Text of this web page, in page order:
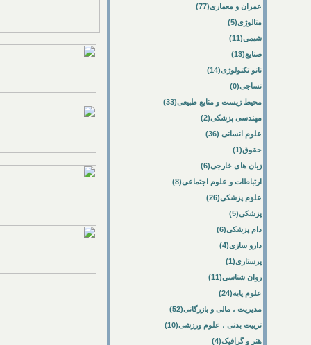
عمران و معماری(77)
متالوژی(5)
شیمی(11)
صنایع(13)
نانو تکنولوژی(14)
نساجی(0)
محیط زیست و منابع طبیعی(33)
مهندسی پزشکی(2)
علوم انسانی (36)
حقوق(1)
زبان های خارجی(6)
ارتباطات و علوم اجتماعی(8)
علوم پزشکی(26)
پزشکی(5)
دام پزشکی(6)
دارو سازی(4)
پرستاری(1)
روان شناسی(11)
علوم پایه(24)
مدیریت ، مالی و بازرگانی(52)
تربیت بدنی ، علوم ورزشی(10)
هنر و گرافیک(4)